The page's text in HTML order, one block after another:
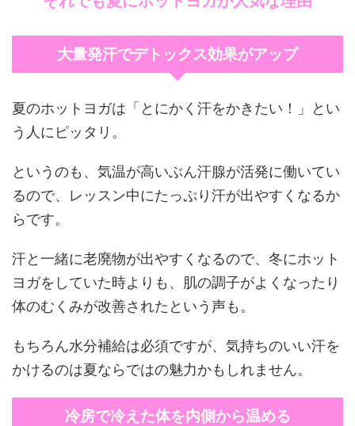
大量発汗でデトックス効果がアップ
夏のホットヨガは「とにかく汗をかきたい！」とい
う人にピッタリ。
というのも、気温が高いぶん汗腺が活発に働いてい
るので、レッスン中にたっぷり汗が出やすくなるか
らです。
汗と一緒に老廃物が出やすくなるので、冬にホット
ヨガをしていた時よりも、肌の調子がよくなったり
体のむくみが改善されたという声も。
もちろん水分補給は必須ですが、気持ちのいい汗を
かけるのは夏ならではの魅力かもしれません。
冷房で冷えた体を内側から温める